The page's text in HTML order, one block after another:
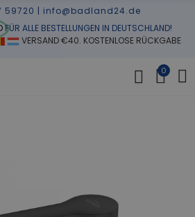
59720 | info@badland24.de
FÜR ALLE BESTELLUNGEN IN DEUTSCHLAND!
VERSAND €40. KOSTENLOSE RÜCKGABE
0